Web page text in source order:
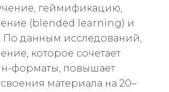
геймификацию,
(blended learning) и
По данным исследований,
которое сочетает
форматы, повышает
материала на 20–